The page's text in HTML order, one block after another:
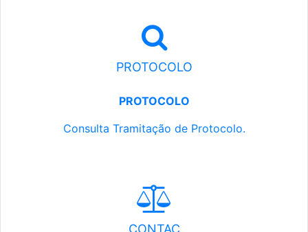
PROTOCOLO
PROTOCOLO
Consulta Tramitação de Protocolo.
CONTAC